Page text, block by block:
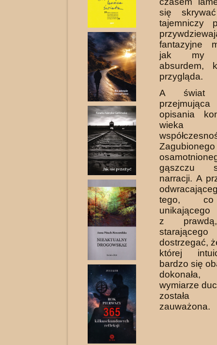
się
tajemniczy
fantazyjne
jak my
absurdem,
przygląda.
A świat
opisania
gąszczu
narracji. A
tego, co
unikającego
z
dostrzegać,
której
bardzo się
wymiarze
została
zauważona.